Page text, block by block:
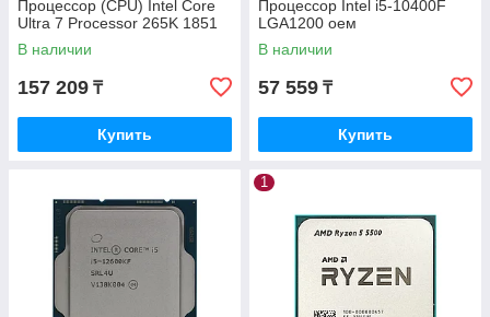
Процессор (CPU) Intel Core
Ultra 7 Processor 265K 1851
В наличии
157 209 ₸
Купить
Процессор Intel i5-10400F
LGA1200 оем
В наличии
57 559 ₸
Купить
1